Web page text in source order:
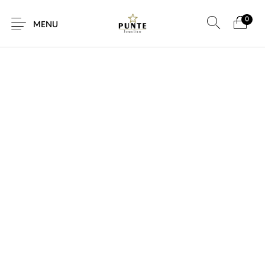
MENU
0